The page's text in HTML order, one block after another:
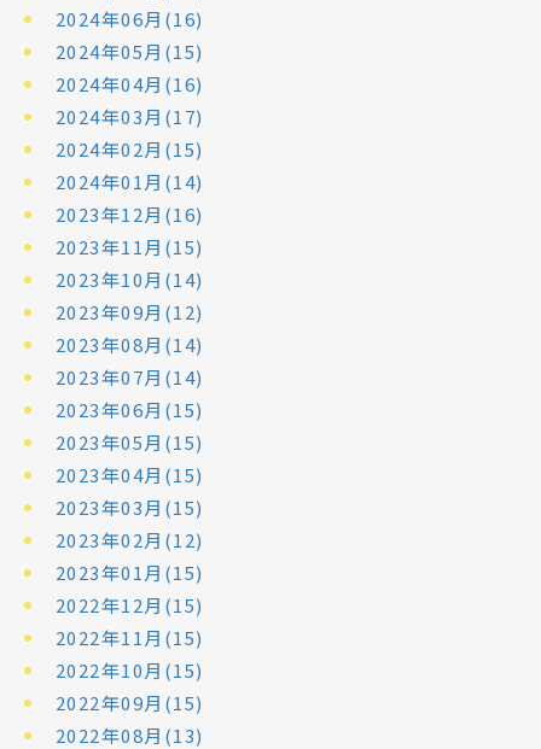
2024年06月(16)
2024年05月(15)
2024年04月(16)
2024年03月(17)
2024年02月(15)
2024年01月(14)
2023年12月(16)
2023年11月(15)
2023年10月(14)
2023年09月(12)
2023年08月(14)
2023年07月(14)
2023年06月(15)
2023年05月(15)
2023年04月(15)
2023年03月(15)
2023年02月(12)
2023年01月(15)
2022年12月(15)
2022年11月(15)
2022年10月(15)
2022年09月(15)
2022年08月(13)